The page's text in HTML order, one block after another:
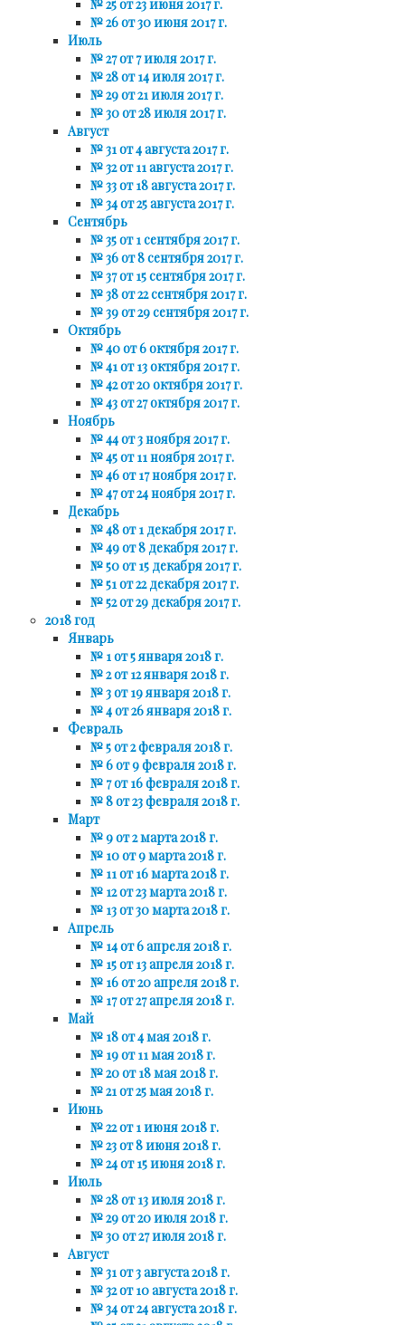
№ 25 от 23 июня 2017 г.
№ 26 от 30 июня 2017 г.
Июль
№ 27 от 7 июля 2017 г.
№ 28 от 14 июля 2017 г.
№ 29 от 21 июля 2017 г.
№ 30 от 28 июля 2017 г.
Август
№ 31 от 4 августа 2017 г.
№ 32 от 11 августа 2017 г.
№ 33 от 18 августа 2017 г.
№ 34 от 25 августа 2017 г.
Сентябрь
№ 35 от 1 сентября 2017 г.
№ 36 от 8 сентября 2017 г.
№ 37 от 15 сентября 2017 г.
№ 38 от 22 сентября 2017 г.
№ 39 от 29 сентября 2017 г.
Октябрь
№ 40 от 6 октября 2017 г.
№ 41 от 13 октября 2017 г.
№ 42 от 20 октября 2017 г.
№ 43 от 27 октября 2017 г.
Ноябрь
№ 44 от 3 ноября 2017 г.
№ 45 от 11 ноября 2017 г.
№ 46 от 17 ноября 2017 г.
№ 47 от 24 ноября 2017 г.
Декабрь
№ 48 от 1 декабря 2017 г.
№ 49 от 8 декабря 2017 г.
№ 50 от 15 декабря 2017 г.
№ 51 от 22 декабря 2017 г.
№ 52 от 29 декабря 2017 г.
2018 год
Январь
№ 1 от 5 января 2018 г.
№ 2 от 12 января 2018 г.
№ 3 от 19 января 2018 г.
№ 4 от 26 января 2018 г.
Февраль
№ 5 от 2 февраля 2018 г.
№ 6 от 9 февраля 2018 г.
№ 7 от 16 февраля 2018 г.
№ 8 от 23 февраля 2018 г.
Март
№ 9 от 2 марта 2018 г.
№ 10 от 9 марта 2018 г.
№ 11 от 16 марта 2018 г.
№ 12 от 23 марта 2018 г.
№ 13 от 30 марта 2018 г.
Апрель
№ 14 от 6 апреля 2018 г.
№ 15 от 13 апреля 2018 г.
№ 16 от 20 апреля 2018 г.
№ 17 от 27 апреля 2018 г.
Май
№ 18 от 4 мая 2018 г.
№ 19 от 11 мая 2018 г.
№ 20 от 18 мая 2018 г.
№ 21 от 25 мая 2018 г.
Июнь
№ 22 от 1 июня 2018 г.
№ 23 от 8 июня 2018 г.
№ 24 от 15 июня 2018 г.
Июль
№ 28 от 13 июля 2018 г.
№ 29 от 20 июля 2018 г.
№ 30 от 27 июля 2018 г.
Август
№ 31 от 3 августа 2018 г.
№ 32 от 10 августа 2018 г.
№ 34 от 24 августа 2018 г.